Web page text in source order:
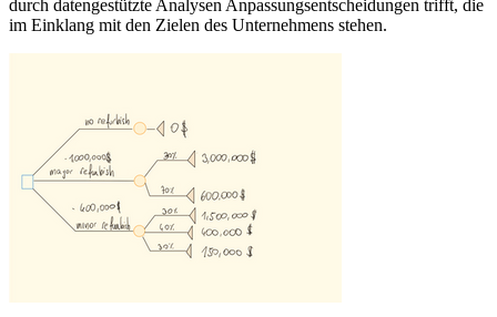
durch datengestützte Analysen Anpassungsentscheidungen trifft, die
im Einklang mit den Zielen des Unternehmens stehen.